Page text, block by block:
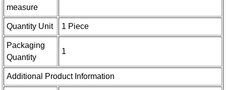
measure
Quantity Unit 1 Piece
Packaging
Quantity
1
Additional Product Information